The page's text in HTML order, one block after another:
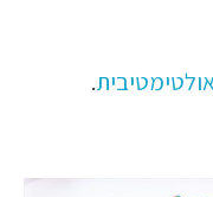
.